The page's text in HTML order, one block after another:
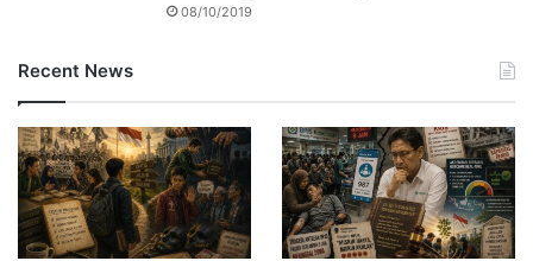
08/10/2019
Recent News